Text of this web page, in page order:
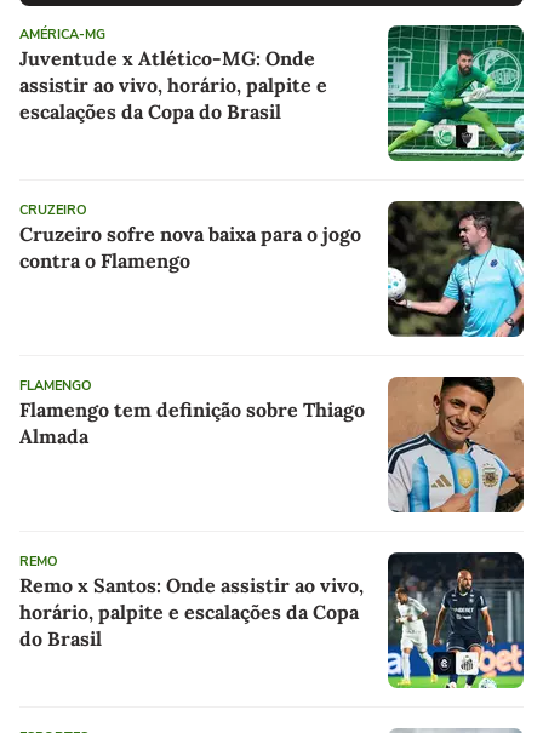
AMÉRICA-MG
Juventude x Atlético-MG: Onde
assistir ao vivo, horário, palpite e
escalações da Copa do Brasil
CRUZEIRO
Cruzeiro sofre nova baixa para o jogo
contra o Flamengo
FLAMENGO
Flamengo tem definição sobre Thiago
Almada
REMO
Remo x Santos: Onde assistir ao vivo,
horário, palpite e escalações da Copa
do Brasil